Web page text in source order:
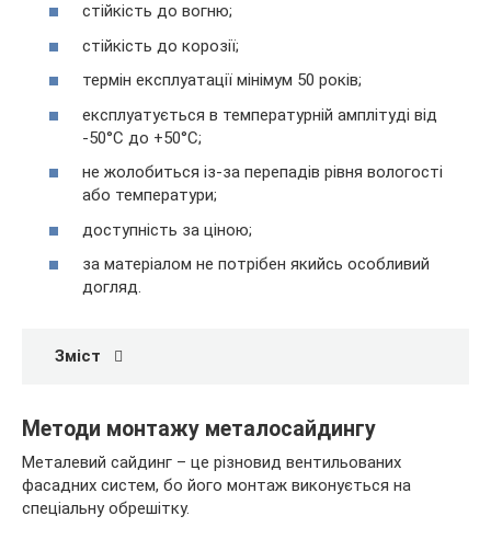
стійкість до вогню;
стійкість до корозії;
термін експлуатації мінімум 50 років;
експлуатується в температурній амплітуді від
-50°С до +50°С;
не жолобиться із-за перепадів рівня вологості
або температури;
доступність за ціною;
за матеріалом не потрібен якийсь особливий
догляд.
Зміст
Методи монтажу металосайдингу
Металевий сайдинг – це різновид вентильованих
фасадних систем, бо його монтаж виконується на
спеціальну обрешітку.